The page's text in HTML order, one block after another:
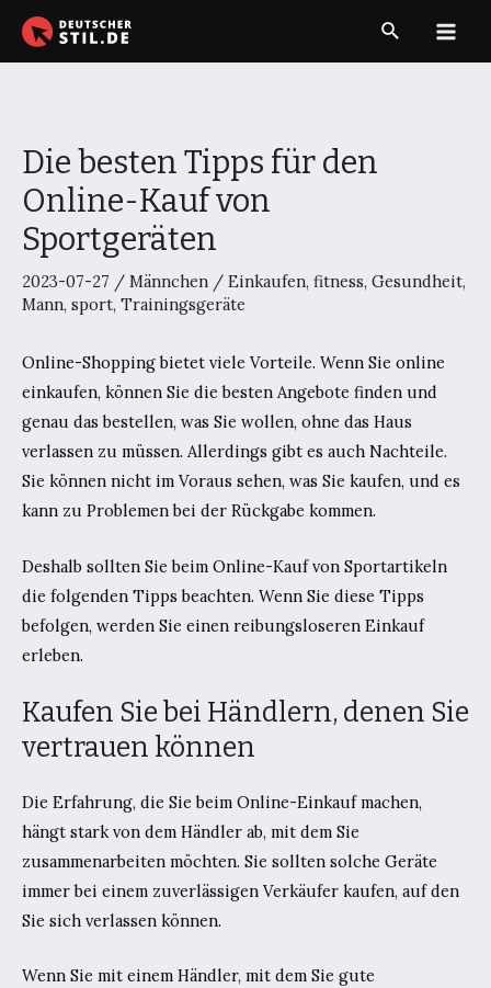
Zum
Inhalt
Suche
Die besten Tipps für den
Online-Kauf von
Sportgeräten
2023-07-27 / Männchen / Einkaufen, fitness, Gesundheit,
Mann, sport, Trainingsgeräte
Online-Shopping bietet viele Vorteile. Wenn Sie online
einkaufen, können Sie die besten Angebote finden und
genau das bestellen, was Sie wollen, ohne das Haus
verlassen zu müssen. Allerdings gibt es auch Nachteile.
Sie können nicht im Voraus sehen, was Sie kaufen, und es
kann zu Problemen bei der Rückgabe kommen.
Deshalb sollten Sie beim Online-Kauf von Sportartikeln
die folgenden Tipps beachten. Wenn Sie diese Tipps
befolgen, werden Sie einen reibungsloseren Einkauf
erleben.
Kaufen Sie bei Händlern, denen Sie
vertrauen können
Die Erfahrung, die Sie beim Online-Einkauf machen,
hängt stark von dem Händler ab, mit dem Sie
zusammenarbeiten möchten. Sie sollten solche Geräte
immer bei einem zuverlässigen Verkäufer kaufen, auf den
Sie sich verlassen können.
Wenn Sie mit einem Händler, mit dem Sie gute